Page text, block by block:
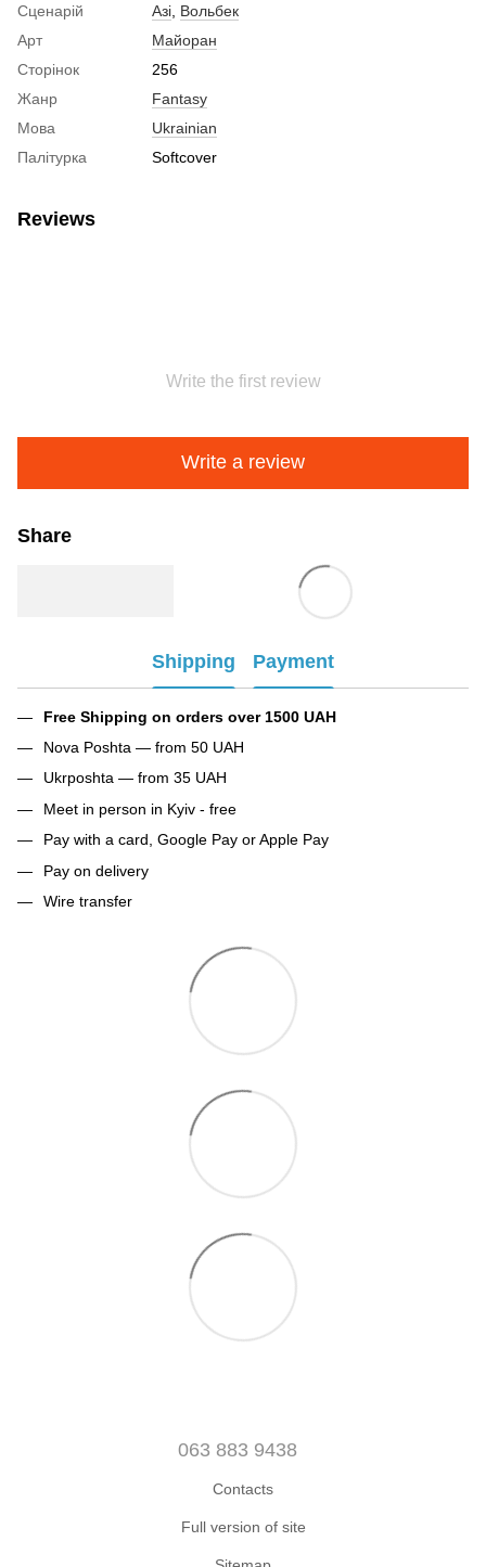
Сценарій
Азі Вольбек
Арт
Майоран
Сторінок
256
Жанр
Fantasy
Мова
Ukrainian
Палітурка
Softcover
Reviews
Write the first review
Write a review
Share
Shipping Payment
Free Shipping on orders over 1500 UAH
Nova Poshta — from 50 UAH
Ukrposhta — from 35 UAH
Meet in person in Kyiv - free
Pay with a card, Google Pay or Apple Pay
Pay on delivery
Wire transfer
063 883 9438
Contacts
Full version of site